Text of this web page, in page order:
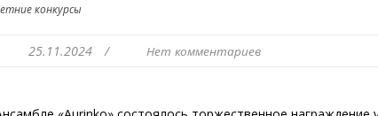
конкурсы
25.11.2024 / Нет комментариев